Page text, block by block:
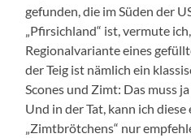
gefunden, die im Süden der
„Pfirsichland“ ist, vermute
Regionalvariante eines
der Teig ist nämlich ein
Scones und Zimt: Das muss
Und in der Tat, kann ich
„Zimtbrötchens“ nur